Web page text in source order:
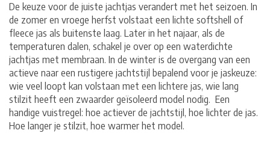
De keuze voor de juiste jachtjas verandert met het seizoen. In
de zomer en vroege herfst volstaat een lichte softshell of
fleece jas als buitenste laag. Later in het najaar, als de
temperaturen dalen, schakel je over op een waterdichte
jachtjas met membraan. In de winter is de overgang van een
actieve naar een rustigere jachtstijl bepalend voor je jaskeuze:
wie veel loopt kan volstaan met een lichtere jas, wie lang
stilzit heeft een zwaarder geïsoleerd model nodig. Een
handige vuistregel: hoe actiever de jachtstijl, hoe lichter de jas.
Hoe langer je stilzit, hoe warmer het model.